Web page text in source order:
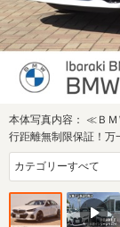
本体写真内容： ≪ＢＭ
行距離無制限保証！万
ーラーにて…